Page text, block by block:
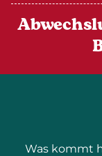
Was kommt